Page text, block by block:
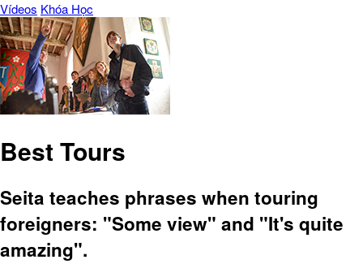
Vídeos Khóa Học
Best Tours
Seita teaches phrases when touring
foreigners: "Some view" and "It's quite
amazing".